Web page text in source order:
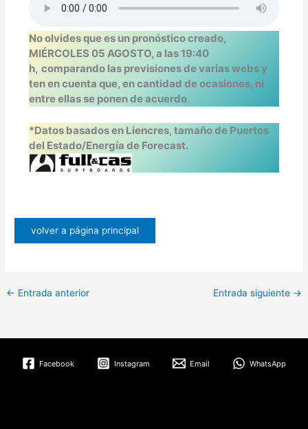
No olvides que es un pronóstico creado,
MIÉRCOLES 05 AGOSTO, a las 19:40
h, comparando las previsiones de varias webs y
ten en cuenta que, en cantidad de ocasiones, ni
entre ellas se ponen de acuerdo.
*Datos basados en Liencres, tamaño de Puertos
del Estado/Energía de Forecast.
volver a página principal
← Entrada anterior Entrada siguiente →
Facebook Instagram Email WhatsApp